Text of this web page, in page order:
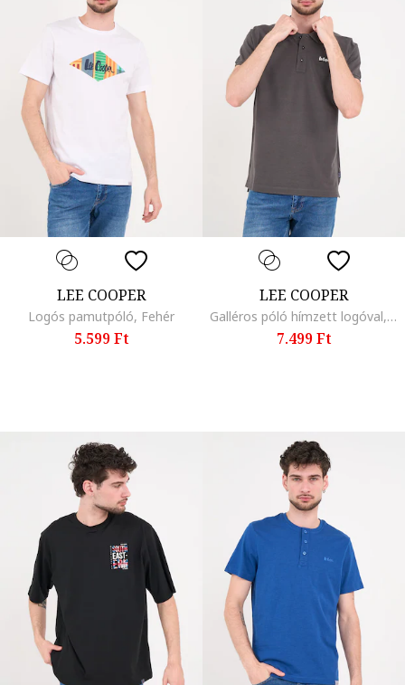
LEE COOPER
Logós pamutpóló, Fehér
5.599 Ft
LEE COOPER
Galléros póló hímzett logóval, Szénszürke
7.499 Ft